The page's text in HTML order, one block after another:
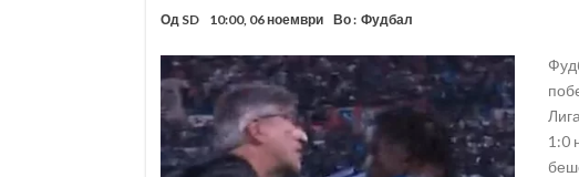
Од SD 10:00, 06 ноември Во : Фудбал
1:0